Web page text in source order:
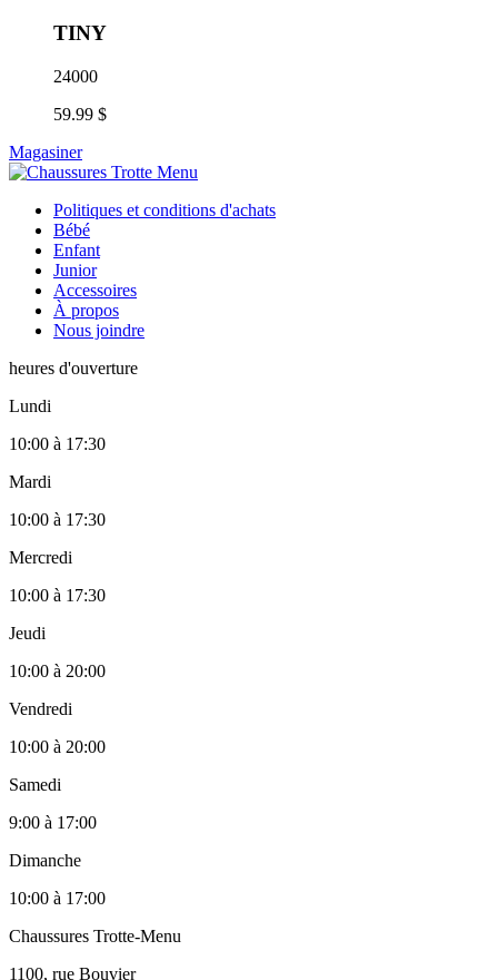
TINY
24000
59.99 $
Magasiner
Politiques et conditions d'achats
Bébé
Enfant
Junior
Accessoires
À propos
Nous joindre
heures d'ouverture
Lundi
10:00 à 17:30
Mardi
10:00 à 17:30
Mercredi
10:00 à 17:30
Jeudi
10:00 à 20:00
Vendredi
10:00 à 20:00
Samedi
9:00 à 17:00
Dimanche
10:00 à 17:00
Chaussures Trotte-Menu
1100, rue Bouvier